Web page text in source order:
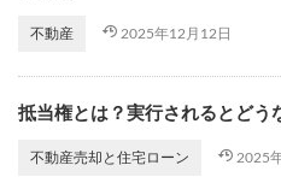
不動産 2025年12月12日
抵当権とは？実行されるとどう
不動産売却と住宅ローン 2025